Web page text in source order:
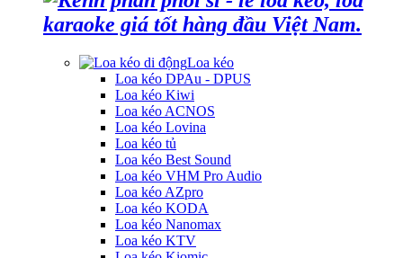
Loa kéo
Loa kéo DPAu - DPUS
Loa kéo Kiwi
Loa kéo ACNOS
Loa kéo Lovina
Loa kéo tủ
Loa kéo Best Sound
Loa kéo VHM Pro Audio
Loa kéo AZpro
Loa kéo KODA
Loa kéo Nanomax
Loa kéo KTV